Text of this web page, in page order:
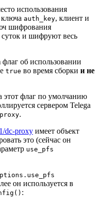
использования
auth_key, клиент и
шифрования
и шифруют весь
об использовании
true во время сборки и не
этот флаг по умолчанию
сервером Telega
.
dc-proxy имеет объект
это (сейчас он
use_pfs
он используется в
: